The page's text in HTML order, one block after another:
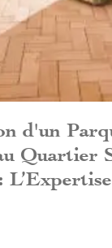
d'un
Quartier